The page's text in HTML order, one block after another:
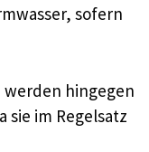
sofern
hingegen
im Regelsatz